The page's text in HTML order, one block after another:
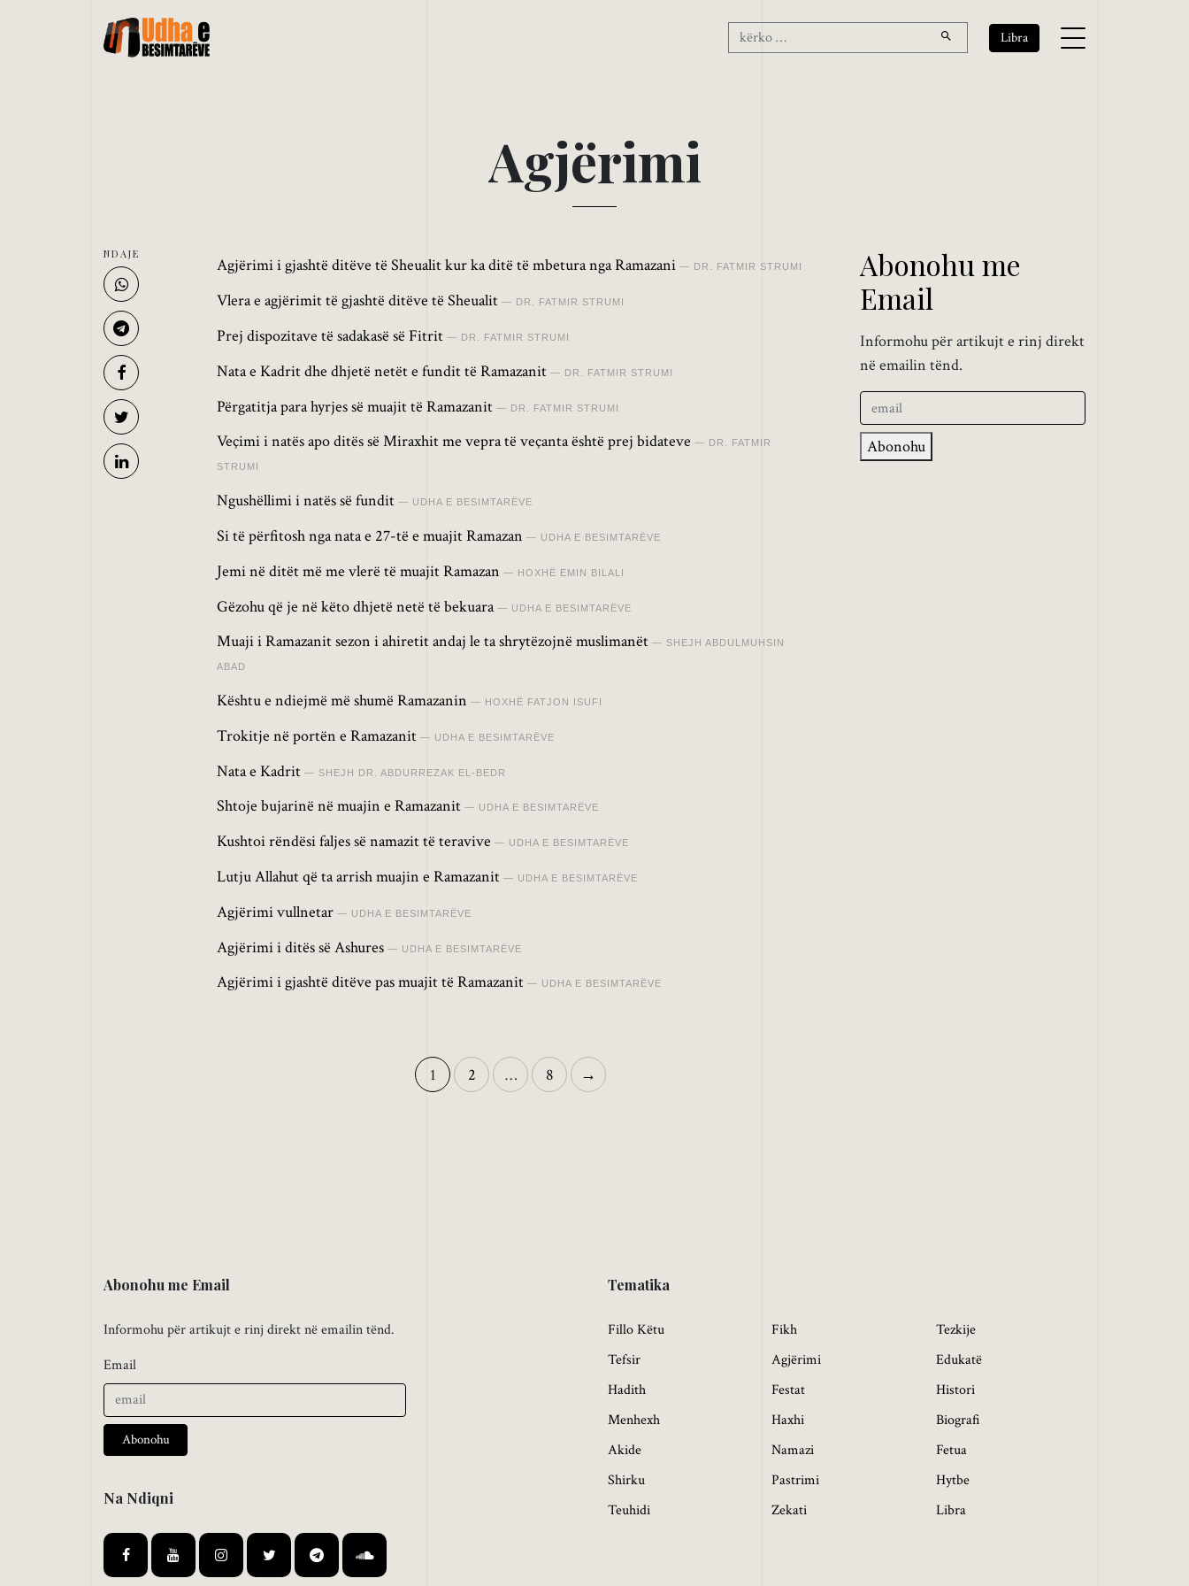
Libra
Agjërimi
Agjërimi i gjashtë ditëve të Sheualit kur ka ditë të mbetura nga Ramazani DR. FATMIR STRUMI
Vlera e agjërimit të gjashtë ditëve të Sheualit DR. FATMIR STRUMI
Prej dispozitave të sadakasë së Fitrit DR. FATMIR STRUMI
Nata e Kadrit dhe dhjetë netët e fundit të Ramazanit DR. FATMIR STRUMI
Përgatitja para hyrjes së muajit të Ramazanit DR. FATMIR STRUMI
Veçimi i natës apo ditës së Miraxhit me vepra të veçanta është prej bidateve DR. FATMIR
STRUMI
Ngushëllimi i natës së fundit UDHA E BESIMTARËVE
Si të përfitosh nga nata e 27-të e muajit Ramazan UDHA E BESIMTARËVE
Jemi në ditët më me vlerë të muajit Ramazan HOXHË EMIN BILALI
Gëzohu që je në këto dhjetë netë të bekuara UDHA E BESIMTARËVE
Muaji i Ramazanit sezon i ahiretit andaj le ta shrytëzojnë muslimanët SHEJH ABDULMUHSIN
ABAD
Kështu e ndiejmë më shumë Ramazanin HOXHË FATJON ISUFI
Trokitje në portën e Ramazanit UDHA E BESIMTARËVE
Nata e Kadrit SHEJH DR. ABDURREZAK EL-BEDR
Shtoje bujarinë në muajin e Ramazanit UDHA E BESIMTARËVE
Kushtoi rëndësi faljes së namazit të teravive UDHA E BESIMTARËVE
Lutju Allahut që ta arrish muajin e Ramazanit UDHA E BESIMTARËVE
Agjërimi vullnetar UDHA E BESIMTARËVE
Agjërimi i ditës së Ashures UDHA E BESIMTARËVE
Agjërimi i gjashtë ditëve pas muajit të Ramazanit UDHA E BESIMTARËVE
1 2 … 8 →
NDAJE
Abonohu me
Email
Informohu për artikujt e rinj direkt
në emailin tënd.
Abonohu
Abonohu me Email
Informohu për artikujt e rinj direkt në emailin tënd.
Email
Abonohu
Na Ndiqni
Tematika
Fillo Këtu
Tefsir
Hadith
Menhexh
Akide
Shirku
Teuhidi
Fikh
Agjërimi
Festat
Haxhi
Namazi
Pastrimi
Zekati
Tezkije
Edukatë
Histori
Biografi
Fetua
Hytbe
Libra